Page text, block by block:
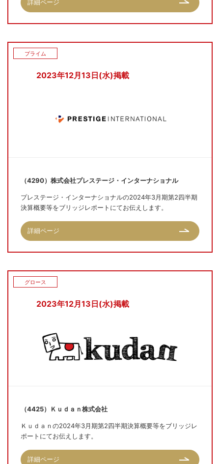
詳細ページ
2023年12月13日(水)掲載
プライム
（4290）株式会社プレステージ・インターナショナル
プレステージ・インターナショナルの2024年3月期第2四半期
決算概要等をブリッジレポートにてお伝えします。
詳細ページ
2023年12月13日(水)掲載
グロース
（4425）Ｋｕｄａｎ株式会社
Ｋｕｄａｎの2024年3月期第2四半期決算概要等をブリッジレ
ポートにてお伝えします。
詳細ページ